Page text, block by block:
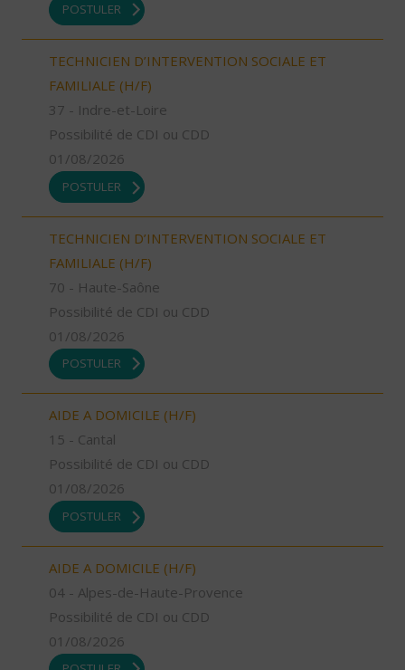
POSTULER
TECHNICIEN D’INTERVENTION SOCIALE ET
FAMILIALE (H/F)
37 - Indre-et-Loire
Possibilité de CDI ou CDD
01/08/2026
POSTULER
TECHNICIEN D’INTERVENTION SOCIALE ET
FAMILIALE (H/F)
70 - Haute-Saône
Possibilité de CDI ou CDD
01/08/2026
POSTULER
AIDE A DOMICILE (H/F)
15 - Cantal
Possibilité de CDI ou CDD
01/08/2026
POSTULER
AIDE A DOMICILE (H/F)
04 - Alpes-de-Haute-Provence
Possibilité de CDI ou CDD
01/08/2026